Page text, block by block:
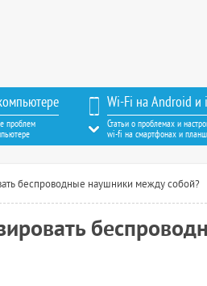
проблем
Wi-Fi на Android и
Статьи о проблемах и
wi-fi на смартфонах и
беспроводные наушники между собой?